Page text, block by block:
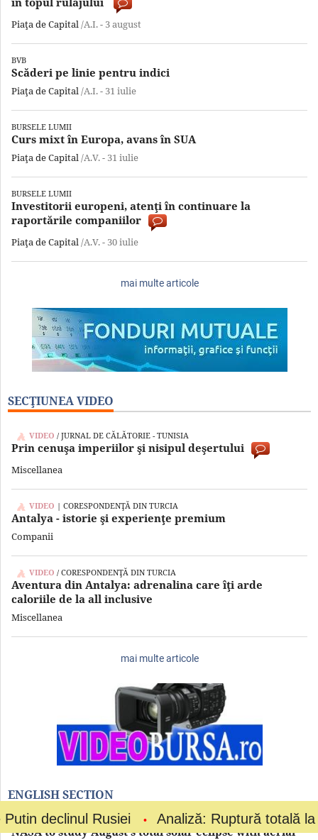
Rusiei Analiză: Ruptură totală la vârful
Piaţa de Capital/A.I. - 3 august
BVB
Scăderi pe linie pentru indici
Piaţa de Capital/A.I. - 31 iulie
BURSELE LUMII
Curs mixt în Europa, avans în SUA
Piaţa de Capital/A.V. - 31 iulie
BURSELE LUMII
Investitorii europeni, atenţi în continuare la
raportările companiilor
Piaţa de Capital/A.V. - 30 iulie
mai multe articole
SECŢIUNEA VIDEO
VIDEO / JURNAL DE CĂLĂTORIE - TUNISIA
Prin cenuşa imperiilor şi nisipul deşertului
Miscellanea
VIDEO | CORESPONDENŢĂ DIN TURCIA
Antalya - istorie şi experienţe premium
Companii
VIDEO / CORESPONDENŢĂ DIN TURCIA
Aventura din Antalya: adrenalina care îţi arde
caloriile de la all inclusive
Miscellanea
mai multe articole
ENGLISH SECTION
NASA to study August's total solar eclipse with aerial